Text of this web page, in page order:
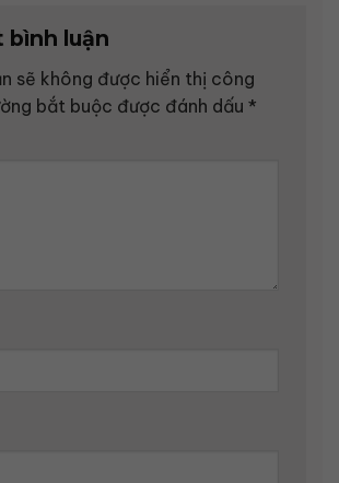
bình luận
sẽ không được hiển thị công
bắt buộc được đánh dấu *